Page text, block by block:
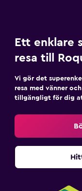
Förstahjälpenlåda
Fitness
Aerobics
Arbetsyta
Ett enklare
resa till
Vi gör det
resa med vänner
tillgängligt för dig